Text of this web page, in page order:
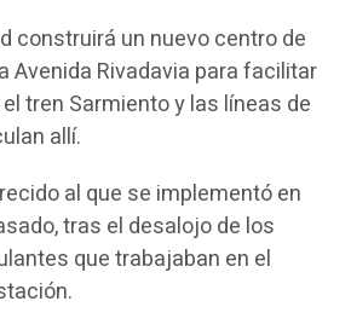
construirá un nuevo centro de
Avenida Rivadavia para facilitar
tren Sarmiento y las líneas de
allí.
al que se implementó en
tras el desalojo de los
que trabajaban en el